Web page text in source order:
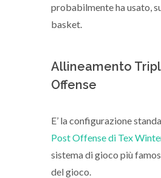
probabilmente ha usato,
basket.
Allineamento
Offense
E’ la configurazione
Post Offense di Tex
sistema di gioco più
del gioco.